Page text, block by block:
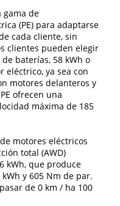
gama de
(PE) para adaptarse
cada cliente, sin
clientes pueden elegir
baterías, 58 kWh o
eléctrico, ya sea con
motores delanteros y
ofrecen una
máxima de 185
motores eléctricos
total (AWD)
kWh, que produce
y 605 Nm de par.
de 0 km / ha 100